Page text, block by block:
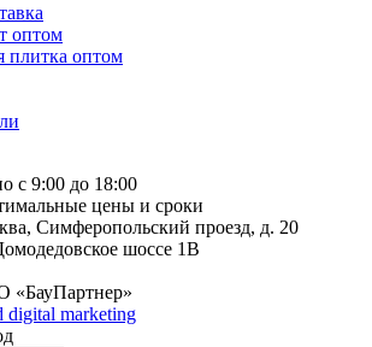
оптом
плитка оптом
с 9:00 до 18:00
цены и сроки
Симферопольский проезд, д. 20
шоссе 1В
marketing